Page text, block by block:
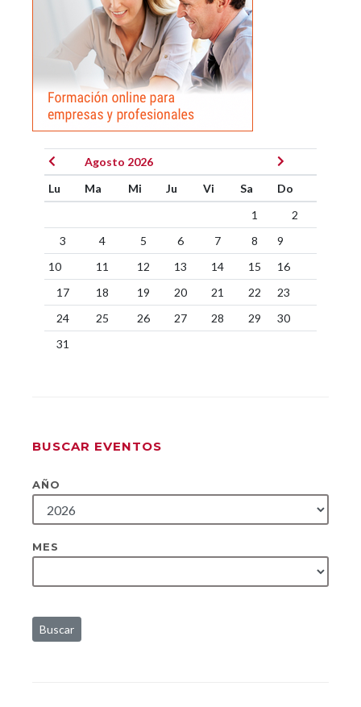
Agosto 2026
Lu
Ma Mi Ju Vi Sa
Do
1
2
3
4 5 6 7 8
9
10
11 12 13 14 15
16
17
18 19 20 21 22
23
24
25 26 27 28 29
30
31
BUSCAR EVENTOS
AÑO
MES
Buscar